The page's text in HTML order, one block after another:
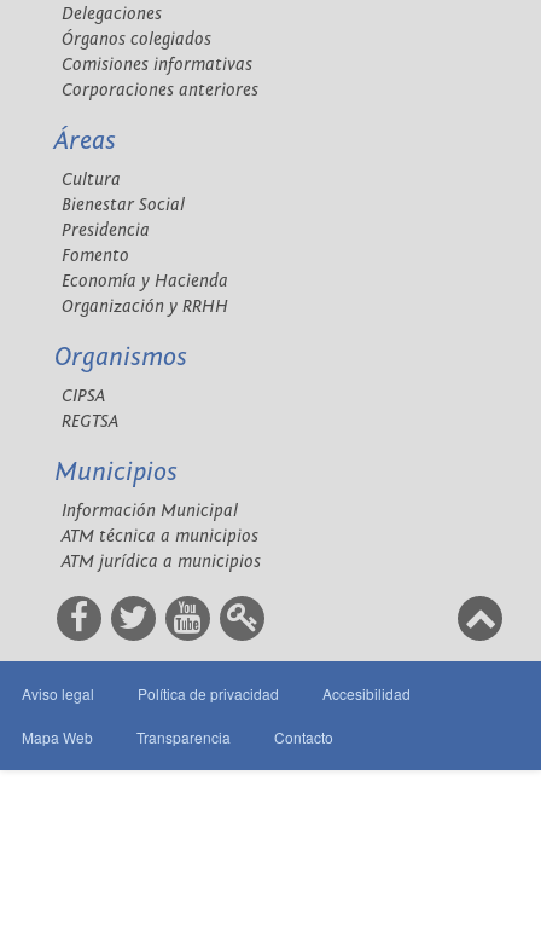
Delegaciones
Órganos colegiados
Comisiones informativas
Corporaciones anteriores
Áreas
Cultura
Bienestar Social
Presidencia
Fomento
Economía y Hacienda
Organización y RRHH
Organismos
CIPSA
REGTSA
Municipios
Información Municipal
ATM técnica a municipios
ATM jurídica a municipios
Aviso legal Política de privacidad Accesibilidad
Mapa Web Transparencia Contacto